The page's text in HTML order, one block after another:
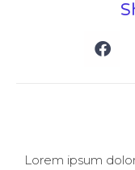
Lorem ipsum